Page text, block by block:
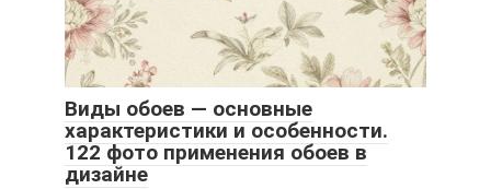
Виды обоев — основные
характеристики и особенности.
122 фото применения обоев в
дизайне